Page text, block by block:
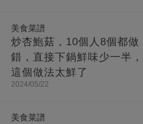
美食菜譜
炒杏鮑菇，10個人8個都做
錯，直接下鍋鮮味少一半，
這個做法太鮮了
2024/05/22
美食菜譜